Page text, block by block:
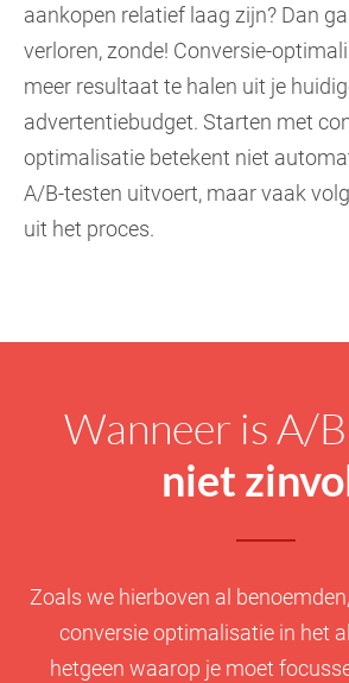
aankopen relatief laag zijn? Dan
verloren, zonde! Conversie-
meer resultaat te halen uit je
advertentiebudget. Starten met
optimalisatie betekent niet
A/B-testen uitvoert, maar vaak
uit het proces.
Wanneer is A/
niet
Zoals we hierboven al
conversie optimalisatie in het
hetgeen waarop je moet